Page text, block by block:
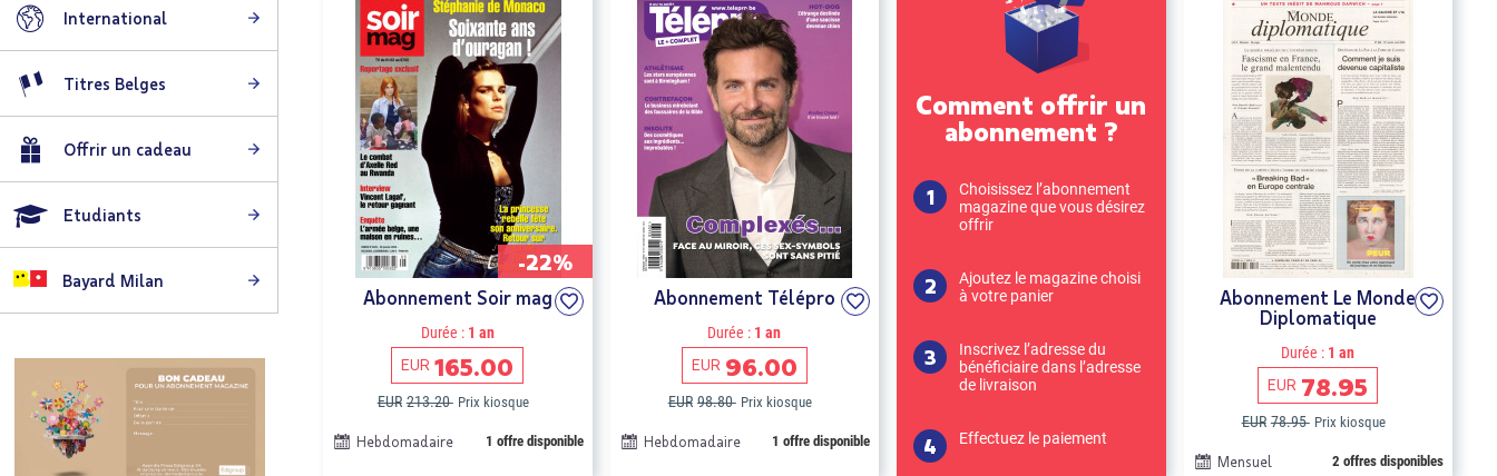
-22%
Abonnement Soir mag
Durée :1 an
EUR 165.00
EUR 213.20 Prix kiosque
Hebdomadaire 1 offre disponible
Abonnement Télépro
Durée : 1 an
EUR 96.00
EUR 98.80 Prix kiosque
Hebdomadaire 1 offre disponible
Comment offrir un
abonnement ?
Choisissez l’abonnement
magazine que vous désirez
offrir
Ajoutez le magazine choisi
à votre panier
Inscrivez l’adresse du
bénéficiaire dans l’adresse
de livraison
Effectuez le paiement
Abonnement Le Monde
Diplomatique
Durée : 1 an
EUR 78.95
EUR 78.95 Prix kiosque
Mensuel 2 offres disponibles
International
Titres Belges
Offrir un cadeau
Etudiants
Bayard Milan